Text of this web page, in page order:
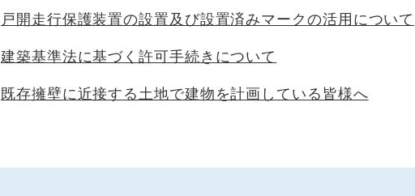
戸開走行保護装置の設置及び設置済みマークの活用について
建築基準法に基づく許可手続きについて
既存擁壁に近接する土地で建物を計画している皆様へ